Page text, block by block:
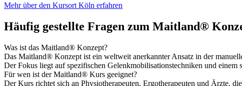
Mehr über den Kursort Köln erfahren
Häufig gestellte Fragen zum Maitland®
Was ist das Maitland® Konzept?
Das Maitland® Konzept ist ein weltweit anerkannter Ansatz in der
Der Fokus liegt auf spezifischen Gelenkmobilisationstechniken und einem
Für wen ist der Maitland® Kurs geeignet?
Der Kurs richtet sich an Physiotherapeuten, Ergotherapeuten und Ärzte,